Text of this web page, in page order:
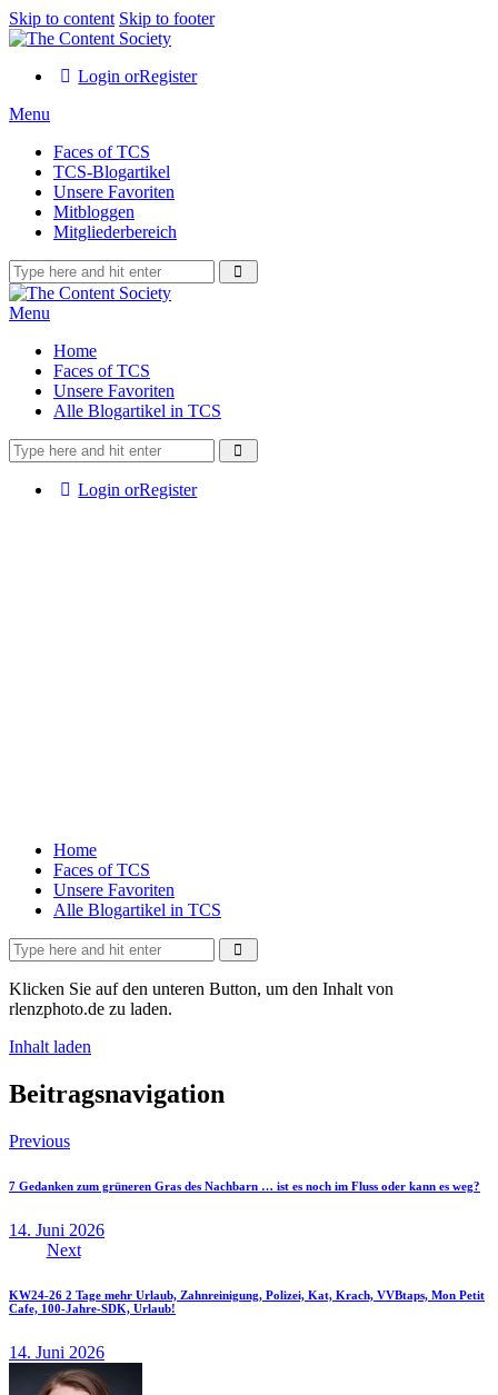
Skip to content Skip to footer
Login orRegister
Menu
Faces of TCS
TCS-Blogartikel
Unsere Favoriten
Mitbloggen
Mitgliederbereich
Menu
Home
Faces of TCS
Unsere Favoriten
Alle Blogartikel in TCS
Login orRegister
Home
Faces of TCS
Unsere Favoriten
Alle Blogartikel in TCS
Klicken Sie auf den unteren Button, um den Inhalt von
rlenzphoto.de zu laden.
Inhalt laden
Beitragsnavigation
Previous
7 Gedanken zum grüneren Gras des Nachbarn … ist es noch im Fluss oder kann es weg?
14. Juni 2026
Next
KW24-26 2 Tage mehr Urlaub, Zahnreinigung, Polizei, Kat, Krach, VVBtaps, Mon Petit
Cafe, 100-Jahre-SDK, Urlaub!
14. Juni 2026